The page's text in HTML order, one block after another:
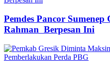
Pemdes Pancor
Rahman Berpesan Ini